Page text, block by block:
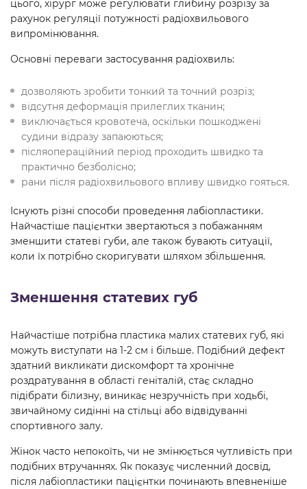
цього, хірург може регулювати глибину розрізу за
рахунок регуляції потужності радіохвильового
випромінювання.
Основні переваги застосування радіохвиль:
дозволяють зробити тонкий та точний розріз;
відсутня деформація прилеглих тканин;
виключається кровотеча, оскільки пошкоджені
судини відразу запаюються;
післяопераційний період проходить швидко та
практично безболісно;
рани після радіохвильового впливу швидко гояться.
Існують різні способи проведення лабіопластики.
Найчастіше пацієнтки звертаються з побажанням
зменшити статеві губи, але також бувають ситуації,
коли їх потрібно скоригувати шляхом збільшення.
Зменшення статевих губ
Найчастіше потрібна пластика малих статевих губ, які
можуть виступати на 1-2 см і більше. Подібний дефект
здатний викликати дискомфорт та хронічне
роздратування в області геніталій, стає складно
підібрати білизну, виникає незручність при ходьбі,
звичайному сидінні на стільці або відвідуванні
спортивного залу.
Жінок часто непокоїть, чи не змінюється чутливість при
подібних втручаннях. Як показує численний досвід,
після лабіопластики пацієнтки починають впевненіше